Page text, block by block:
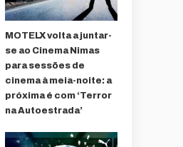
MOTELX volta a juntar-
se ao Cinema Nimas
para sessões de
cinema à meia-noite: a
próxima é com ‘Terror
na Autoestrada’